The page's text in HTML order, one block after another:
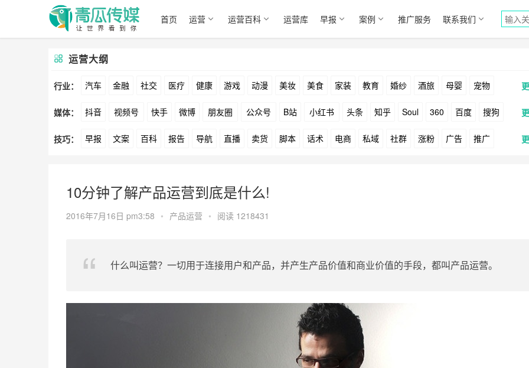
首页 运营 运营百科 运营库 早报 案例 推广服务 联系我们
运营大纲
行业： 汽车 金融 社交 医疗 健康 游戏 动漫 美妆 美食 家装 教育 婚纱 酒旅 母婴 宠物
文娱 跨境 科技 广告 元宇宙 房地产
媒体： 抖音 视频号 快手 微博 朋友圈 公众号 B站 小红书 头条 知乎 Soul 360 百度 搜狗
爱奇艺 美柚 美图 最右 神马 谷歌 Facebook Tiktok YouTube Yahoo Bing
技巧： 早报 文案 百科 报告 导航 直播 卖货 脚本 话术 电商 私域 社群 涨粉 广告 推广
10分钟了解产品运营到底是什么!
2016年7月16日 pm3:58 • 产品运营 • 阅读 1218431
什么叫运营？一切用于连接用户和产品，并产生产品价值和商业价值的手段，都叫产品运营。